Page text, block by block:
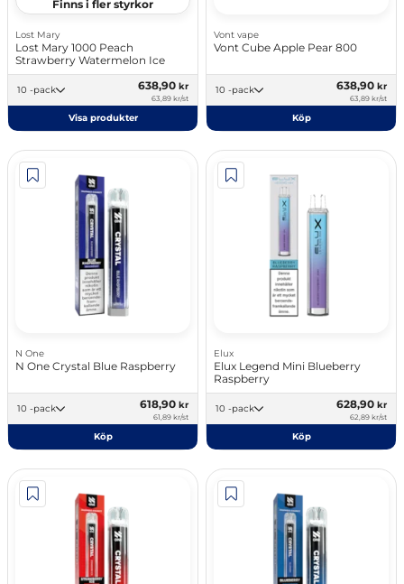
Finns i fler styrkor
Lost Mary
Lost Mary 1000 Peach
Strawberry Watermelon Ice
10 -pack 638,90 kr
63,89 kr/st
Visa produkter
Vont vape
Vont Cube Apple Pear 800
10 -pack 638,90 kr
63,89 kr/st
Köp
N One
N One Crystal Blue Raspberry
10 -pack 618,90 kr
61,89 kr/st
Köp
Elux
Elux Legend Mini Blueberry
Raspberry
10 -pack 628,90 kr
62,89 kr/st
Köp